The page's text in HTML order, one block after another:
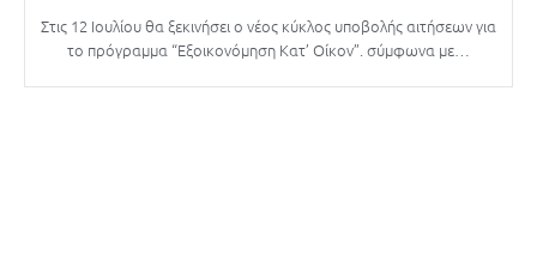
Στις 12 Ιουλίου θα ξεκινήσει ο νέος κύκλος υποβολής αιτήσεων για
το πρόγραμμα “Εξοικονόμηση Κατ’ Οίκον”. σύμφωνα με…